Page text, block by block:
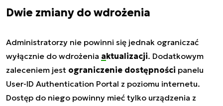
Dwie zmiany do wdrożenia
Administratorzy nie powinni się jednak ograniczać
wyłącznie do wdrożenia aktualizacji. Dodatkowym
zaleceniem jest ograniczenie dostępności panelu
User-ID Authentication Portal z poziomu internetu.
Dostęp do niego powinny mieć tylko urządzenia z